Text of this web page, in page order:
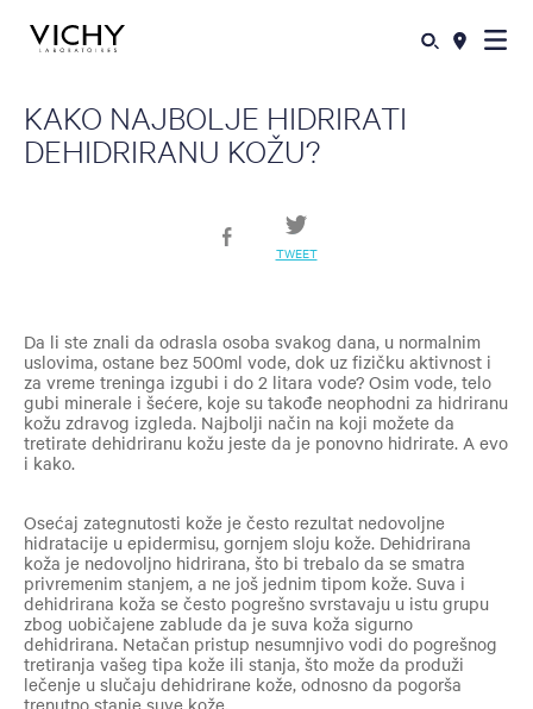
KAKO NAJBOLJE HIDRIRATI
DEHIDRIRANU KOŽU?
TWEET
Da li ste znali da odrasla osoba svakog dana, u normalnim
uslovima, ostane bez 500ml vode, dok uz fizičku aktivnost i
za vreme treninga izgubi i do 2 litara vode? Osim vode, telo
gubi minerale i šećere, koje su takođe neophodni za hidriranu
kožu zdravog izgleda. Najbolji način na koji možete da
tretirate dehidriranu kožu jeste da je ponovno hidrirate. A evo
i kako.
Osećaj zategnutosti kože je često rezultat nedovoljne
hidratacije u epidermisu, gornjem sloju kože. Dehidrirana
koža je nedovoljno hidrirana, što bi trebalo da se smatra
privremenim stanjem, a ne još jednim tipom kože. Suva i
dehidrirana koža se često pogrešno svrstavaju u istu grupu
zbog uobičajene zablude da je suva koža sigurno
dehidrirana. Netačan pristup nesumnjivo vodi do pogrešnog
tretiranja vašeg tipa kože ili stanja, što može da produži
lečenje u slučaju dehidrirane kože, odnosno da pogorša
trenutno stanje suve kože.